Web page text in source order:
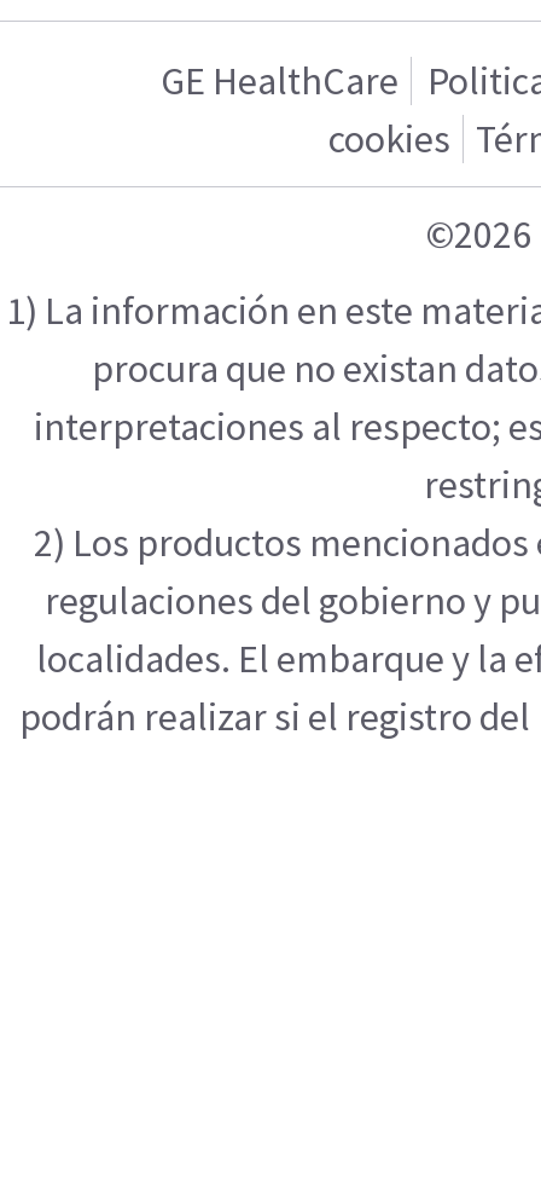
GE HealthCare
cookies
©2026
1) La información en este
procura que no existan
interpretaciones al respecto;
2) Los productos
regulaciones del gobierno y
localidades. El embarque y la
podrán realizar si el registro